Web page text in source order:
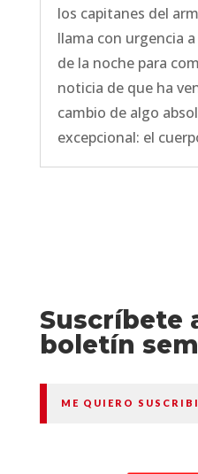
los capitanes del
llama con urgencia
de la noche para
noticia de que ha
cambio de algo
excepcional: el
Suscríbete
boletín
ME QUIERO